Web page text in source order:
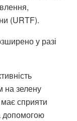
(URTF).
у разі
на зелену
сприяти
допомогою